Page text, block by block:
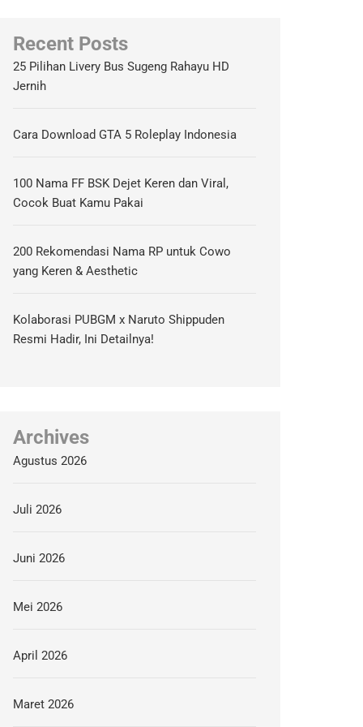
Recent Posts
25 Pilihan Livery Bus Sugeng Rahayu HD
Jernih
Cara Download GTA 5 Roleplay Indonesia
100 Nama FF BSK Dejet Keren dan Viral,
Cocok Buat Kamu Pakai
200 Rekomendasi Nama RP untuk Cowo
yang Keren & Aesthetic
Kolaborasi PUBGM x Naruto Shippuden
Resmi Hadir, Ini Detailnya!
Archives
Agustus 2026
Juli 2026
Juni 2026
Mei 2026
April 2026
Maret 2026